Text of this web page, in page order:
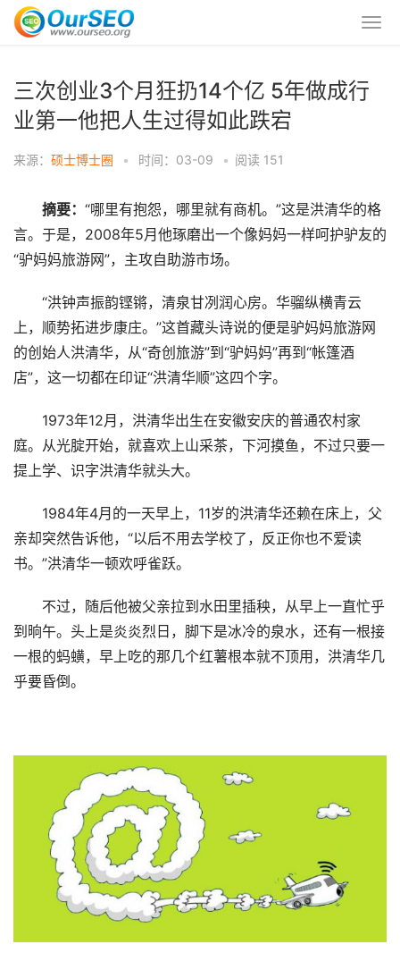
三次创业3个月狂扔14个亿 5年做成行
业第一他把人生过得如此跌宕
来源： 硕士博士圈 • 时间：03-09 • 阅读 151
摘要： “哪里有抱怨，哪里就有商机。”这是洪清华的格
言。于是，2008年5月他琢磨出一个像妈妈一样呵护驴友的
“驴妈妈旅游网”，主攻自助游市场。
“洪钟声振韵铿锵，清泉甘冽润心房。华骝纵横青云
上，顺势拓进步康庄。”这首藏头诗说的便是驴妈妈旅游网
的创始人洪清华，从“奇创旅游”到“驴妈妈”再到“帐篷酒
店”，这一切都在印证“洪清华顺”这四个字。
1973年12月，洪清华出生在安徽安庆的普通农村家
庭。从光腚开始，就喜欢上山采茶，下河摸鱼，不过只要一
提上学、识字洪清华就头大。
1984年4月的一天早上，11岁的洪清华还赖在床上，父
亲却突然告诉他，“以后不用去学校了，反正你也不爱读
书。”洪清华一顿欢呼雀跃。
不过，随后他被父亲拉到水田里插秧，从早上一直忙乎
到晌午。头上是炎炎烈日，脚下是冰冷的泉水，还有一根接
一根的蚂蟥，早上吃的那几个红薯根本就不顶用，洪清华几
乎要昏倒。